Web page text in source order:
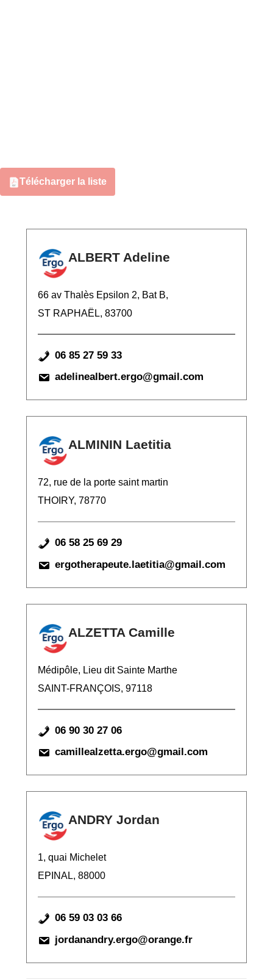
Télécharger la liste
ALBERT Adeline
66 av Thalès Epsilon 2, Bat B,
ST RAPHAËL, 83700
06 85 27 59 33
adelinealbert.ergo@gmail.com
ALMININ Laetitia
72, rue de la porte saint martin
THOIRY, 78770
06 58 25 69 29
ergotherapeute.laetitia@gmail.com
ALZETTA Camille
Médipôle, Lieu dit Sainte Marthe
SAINT-FRANÇOIS, 97118
06 90 30 27 06
camillealzetta.ergo@gmail.com
ANDRY Jordan
1, quai Michelet
EPINAL, 88000
06 59 03 03 66
jordanandry.ergo@orange.fr